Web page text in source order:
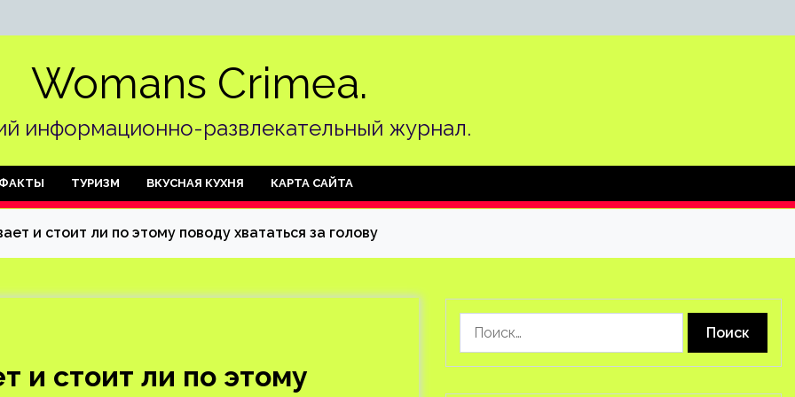
Womans Crimea.
информационно-развлекательный журнал.
ФАКТЫ ТУРИЗМ ВКУСНАЯ КУХНЯ КАРТА САЙТА
и стоит ли по этому поводу хвататься за голову
и стоит ли по этому